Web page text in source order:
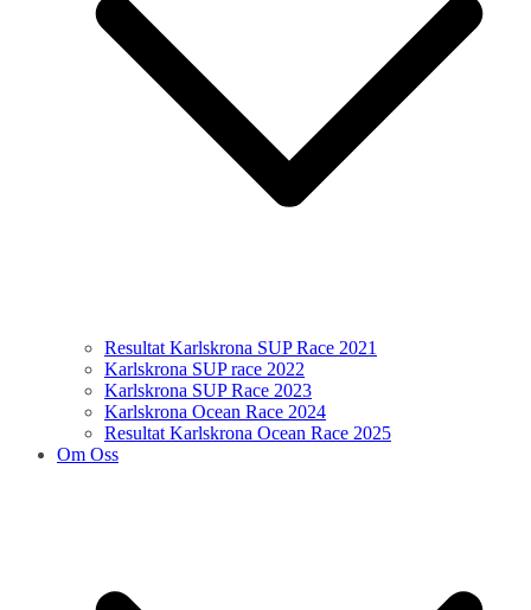
Resultat Karlskrona SUP Race 2021
Karlskrona SUP race 2022
Karlskrona SUP Race 2023
Karlskrona Ocean Race 2024
Resultat Karlskrona Ocean Race 2025
Om Oss